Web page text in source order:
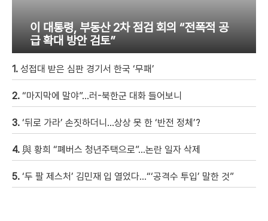
이 대통령, 부동산 2차 점검 회의 “전폭적 공
급 확대 방안 검토”
1. 성접대 받은 심판 경기서 한국 ‘무패’
2. “마지막에 말야”…러-북한군 대화 들어보니
3. ‘뒤로 가라’ 손짓하더니…상상 못 한 ‘반전 정체’?
4. 與 황희 “폐버스 청년주택으로”…논란 일자 삭제
5. ‘두 팔 제스처’ 김민재 입 열었다…“‘공격수 투입’ 말한 것”